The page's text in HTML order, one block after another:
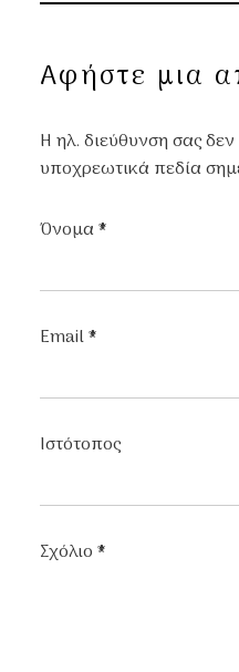
Αφήστε μια
Η ηλ. διεύθυνση σας δεν
υποχρεωτικά πεδία
Όνομα*
Email*
Ιστότοπος
Σχόλιο*